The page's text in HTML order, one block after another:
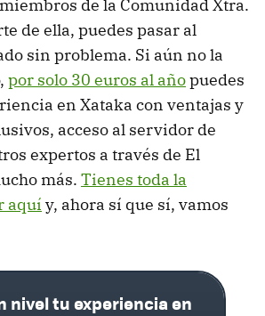
de la Comunidad Xtra.
de ella, puedes pasar al
sin problema. Si aún no la
por solo 30 euros al añopuedes
en Xataka con ventajas y
acceso al servidor de
expertos a través de El
más. Tienes toda la
aquí y, ahora sí que sí, vamos
nivel tu experiencia en